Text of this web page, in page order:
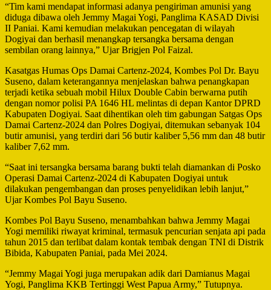
“Tim kami mendapat informasi adanya pengiriman amunisi yang
diduga dibawa oleh Jemmy Magai Yogi, Panglima KASAD Divisi
II Paniai. Kami kemudian melakukan pencegatan di wilayah
Dogiyai dan berhasil menangkap tersangka bersama dengan
sembilan orang lainnya,” Ujar Brigjen Pol Faizal.
Kasatgas Humas Ops Damai Cartenz-2024, Kombes Pol Dr. Bayu
Suseno, dalam keterangannya menjelaskan bahwa penangkapan
terjadi ketika sebuah mobil Hilux Double Cabin berwarna putih
dengan nomor polisi PA 1646 HL melintas di depan Kantor DPRD
Kabupaten Dogiyai. Saat dihentikan oleh tim gabungan Satgas Ops
Damai Cartenz-2024 dan Polres Dogiyai, ditemukan sebanyak 104
butir amunisi, yang terdiri dari 56 butir kaliber 5,56 mm dan 48 butir
kaliber 7,62 mm.
“Saat ini tersangka bersama barang bukti telah diamankan di Posko
Operasi Damai Cartenz-2024 di Kabupaten Dogiyai untuk
dilakukan pengembangan dan proses penyelidikan lebih lanjut,”
Ujar Kombes Pol Bayu Suseno.
Kombes Pol Bayu Suseno, menambahkan bahwa Jemmy Magai
Yogi memiliki riwayat kriminal, termasuk pencurian senjata api pada
tahun 2015 dan terlibat dalam kontak tembak dengan TNI di Distrik
Bibida, Kabupaten Paniai, pada Mei 2024.
“Jemmy Magai Yogi juga merupakan adik dari Damianus Magai
Yogi, Panglima KKB Tertinggi West Papua Army,” Tutupnya.